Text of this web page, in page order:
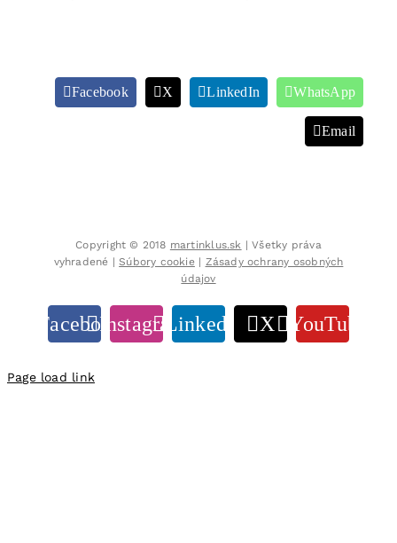
Facebook X LinkedIn WhatsApp
Email
Copyright © 2018 martinklus.sk | Všetky práva
vyhradené |Súbory cookie| Zásady ochrany osobných
údajov
FacebookInstagramLinkedIn X YouTube
Page load link